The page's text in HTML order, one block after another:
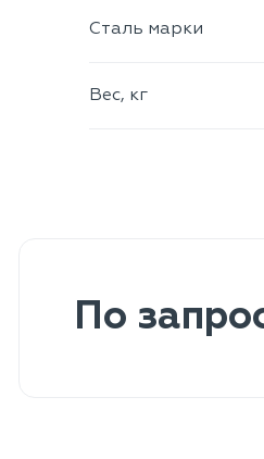
Сталь марки
Вес, кг
По